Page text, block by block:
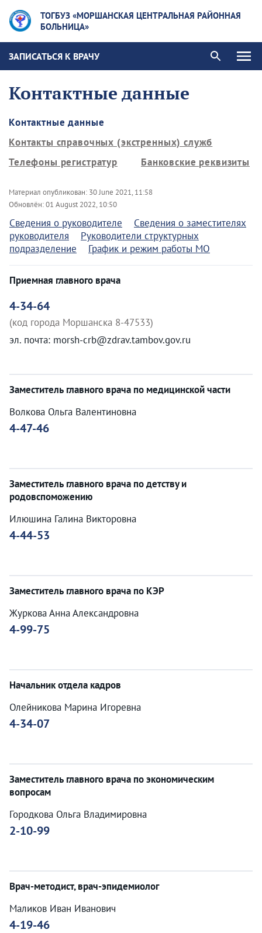
ТОГБУЗ «МОРШАНСКАЯ ЦЕНТРАЛЬНАЯ РАЙОННАЯ
БОЛЬНИЦА»
ЗАПИСАТЬСЯ К ВРАЧУ
Контактные данные
Контактные данные
Контакты справочных (экстренных) служб
Телефоны регистратур
Банковские реквизиты
Материал опубликован: 30 June 2021, 11:58
Обновлён:01 August 2022, 10:50
Сведения о руководителе
Сведения о заместителях
руководителя
Руководители структурных
подразделение
График и режим работы МО
Приемная главного врача
4-34-64
(код города Моршанска 8-47533)
эл. почта: morsh-crb@zdrav.tambov.gov.ru
Заместитель главного врача по медицинской части
Волкова Ольга Валентиновна
4-47-46
Заместитель главного врача по детству и
родовспоможению
Илюшина Галина Викторовна
4-44-53
Заместитель главного врача по КЭР
Журкова Анна Александровна
4-99-75
Начальник отдела кадров
Олейникова Марина Игоревна
4-34-07
Заместитель главного врача по экономическим
вопросам
Городкова Ольга Владимировна
2-10-99
Врач-методист, врач-эпидемиолог
Маликов Иван Иванович
4-19-46